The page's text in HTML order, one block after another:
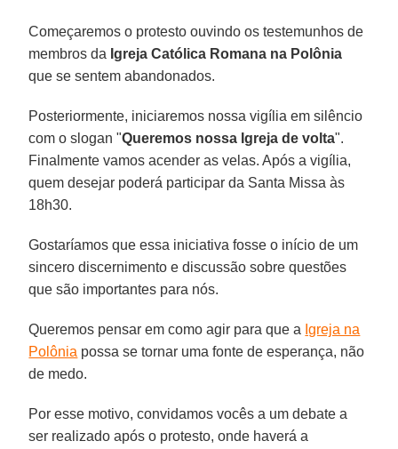
Começaremos o protesto ouvindo os testemunhos de
membros da Igreja Católica Romana na Polônia
que se sentem abandonados.
Posteriormente, iniciaremos nossa vigília em silêncio
com o slogan "Queremos nossa Igreja de volta".
Finalmente vamos acender as velas. Após a vigília,
quem desejar poderá participar da Santa Missa às
18h30.
Gostaríamos que essa iniciativa fosse o início de um
sincero discernimento e discussão sobre questões
que são importantes para nós.
Queremos pensar em como agir para que a Igreja na
Polônia possa se tornar uma fonte de esperança, não
de medo.
Por esse motivo, convidamos vocês a um debate a
ser realizado após o protesto, onde haverá a